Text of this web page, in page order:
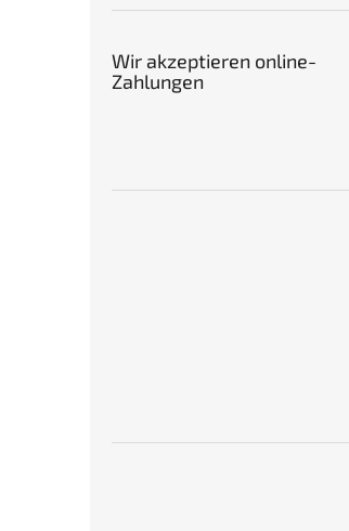
Wir akzeptieren online-
Zahlungen